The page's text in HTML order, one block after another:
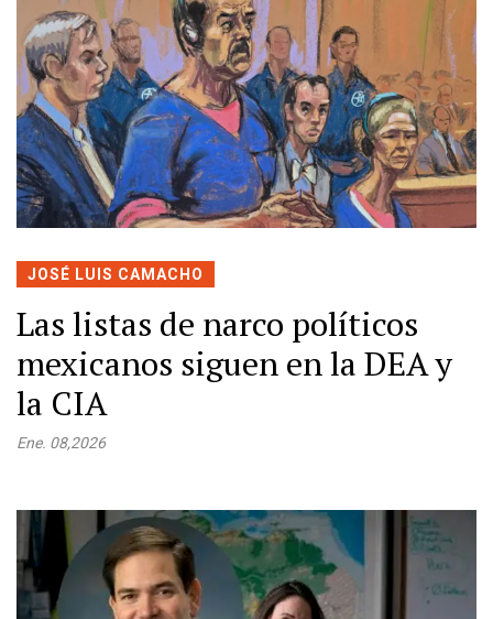
JOSÉ LUIS CAMACHO
Las listas de narco políticos
mexicanos siguen en la DEA y
la CIA
Ene. 08,2026